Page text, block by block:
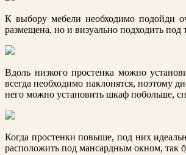
К выбору мебели необходимо подойди
размещена, но и визуально подходить под
Вдоль низкого простенка можно
всегда необходимо наклонятся, поэтому
него можно установить шкаф побольше,
Когда простенки повыше, под них
расположить под мансардным окном, так